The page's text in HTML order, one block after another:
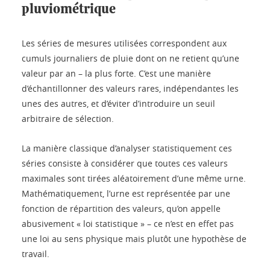
pluviométrique
Les séries de mesures utilisées correspondent aux
cumuls journaliers de pluie dont on ne retient qu’une
valeur par an – la plus forte. C’est une manière
d’échantillonner des valeurs rares, indépendantes les
unes des autres, et d’éviter d’introduire un seuil
arbitraire de sélection.
La manière classique d’analyser statistiquement ces
séries consiste à considérer que toutes ces valeurs
maximales sont tirées aléatoirement d’une même urne.
Mathématiquement, l’urne est représentée par une
fonction de répartition des valeurs, qu’on appelle
abusivement « loi statistique » – ce n’est en effet pas
une loi au sens physique mais plutôt une hypothèse de
travail.